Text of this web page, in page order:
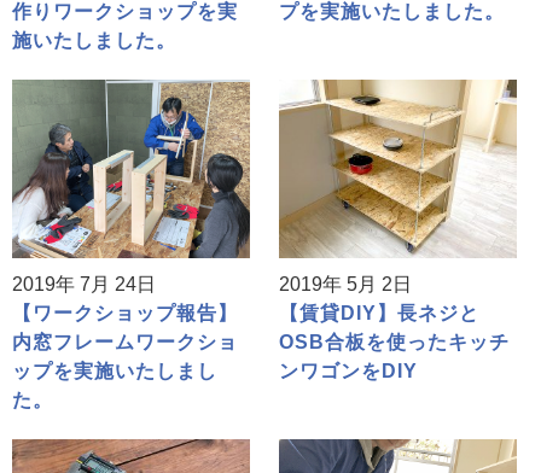
作りワークショップを実
施いたしました。
プを実施いたしました。
2019年 7月 24日
【ワークショップ報告】
内窓フレームワークショ
ップを実施いたしまし
た。
2019年 5月 2日
【賃貸DIY】長ネジと
OSB合板を使ったキッチ
ンワゴンをDIY